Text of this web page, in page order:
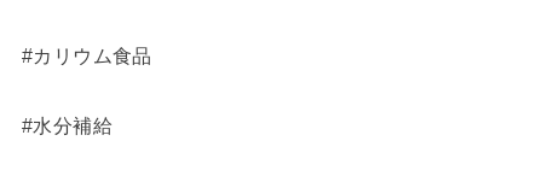
#カリウム食品
#水分補給